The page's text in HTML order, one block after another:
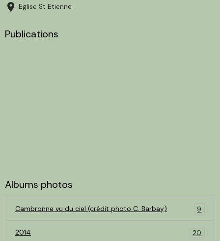
Eglise St Etienne
Publications
Albums photos
Cambronne vu du ciel (crédit photo C. Barbay) 9
2014 20